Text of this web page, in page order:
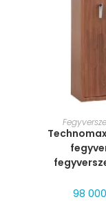
MÉRET
98 000